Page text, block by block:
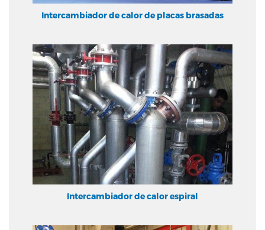
Intercambiador de calor de placas brasadas
Intercambiador de calor espiral